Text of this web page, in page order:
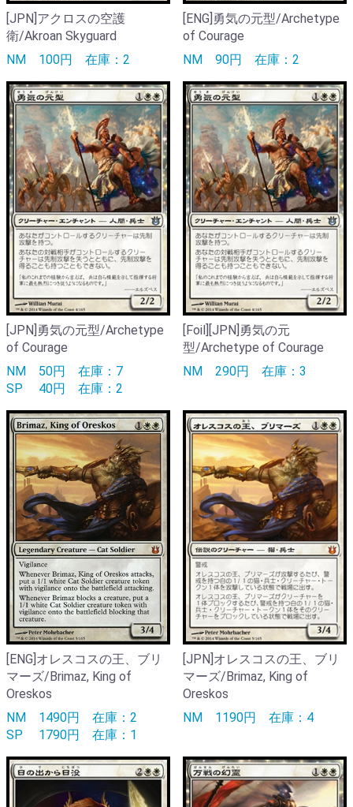
[JPN]アクロスの空護
衛/Akroan Skyguard
NM 100円 在庫：2
[ENG]勇気の元型/Archetype
of Courage
NM 90円 在庫：2
[JPN]勇気の元型/Archetype
of Courage
NM 50円 在庫：7
SP
40円 在庫：2
[Foil][JPN]勇気の元
型/Archetype of Courage
NM 290円 在庫：3
[ENG]オレスコスの王、ブリ
マーズ/Brimaz, King of
Oreskos
NM 1490円 在庫：2
SP
1790円 在庫：1
[JPN]オレスコスの王、ブリ
マーズ/Brimaz, King of
Oreskos
NM 1190円 在庫：4